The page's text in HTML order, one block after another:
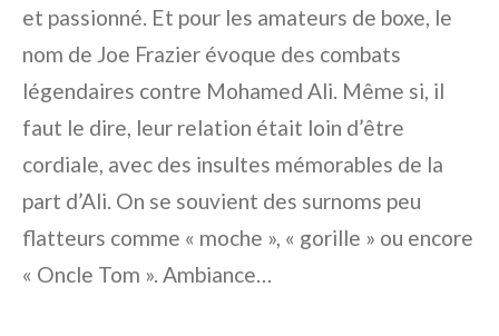
et passionné. Et pour les amateurs de boxe, le
nom de Joe Frazier évoque des combats
légendaires contre Mohamed Ali. Même si, il
faut le dire, leur relation était loin d’être
cordiale, avec des insultes mémorables de la
part d’Ali. On se souvient des surnoms peu
flatteurs comme « moche », « gorille » ou encore
« Oncle Tom ». Ambiance…